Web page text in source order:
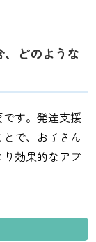
どのような
す。発達支援
で、お子さん
効果的なアプ